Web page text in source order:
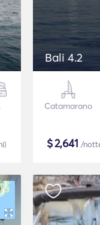
)
Bali 4.2
Catamarano
$2,641 /